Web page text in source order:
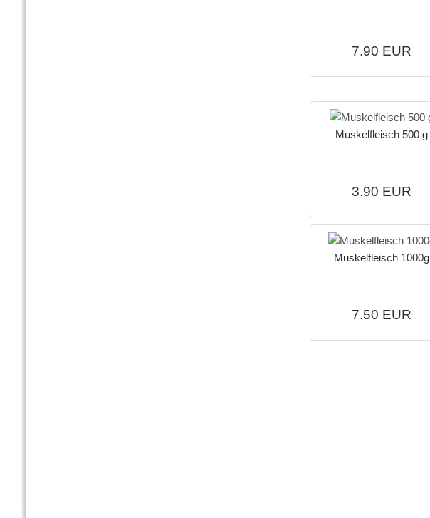
7.90 EUR
Muskelfleisch 500 g
3.90 EUR
Muskelfleisch 1000g
7.50 EUR